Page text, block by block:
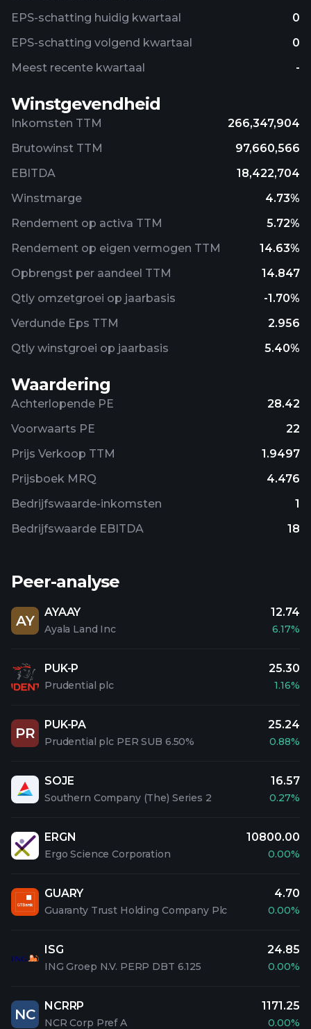
EPS-schatting huidig ​​kwartaal
0
EPS-schatting volgend kwartaal
0
Meest recente kwartaal
-
Winstgevendheid
Inkomsten TTM
266,347,904
Brutowinst TTM
97,660,566
EBITDA
18,422,704
Winstmarge
4.73%
Rendement op activa TTM
5.72%
Rendement op eigen vermogen TTM
14.63%
Opbrengst per aandeel TTM
14.847
Qtly omzetgroei op jaarbasis
-1.70%
Verdunde Eps TTM
2.956
Qtly winstgroei op jaarbasis
5.40%
Waardering
Achterlopende PE
28.42
Voorwaarts PE
22
Prijs Verkoop TTM
1.9497
Prijsboek MRQ
4.476
Bedrijfswaarde-inkomsten
1
Bedrijfswaarde EBITDA
18
Peer-analyse
AY
AYAAY
Ayala Land Inc
12.74
6.17%
PUK-P
Prudential plc
25.30
1.16%
PR
PUK-PA
Prudential plc PER SUB 6.50%
25.24
0.88%
SOJE
Southern Company (The) Series 2
16.57
0.27%
ERGN
Ergo Science Corporation
10800.00
0.00%
GUARY
Guaranty Trust Holding Company Plc
4.70
0.00%
ISG
ING Groep N.V. PERP DBT 6.125
24.85
0.00%
NC
NCRRP
NCR Corp Pref A
1171.25
0.00%